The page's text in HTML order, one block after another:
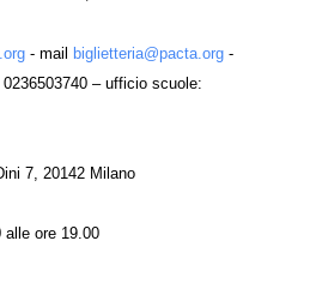
- mail biglietteria@pacta.org -
– ufficio scuole:
7, 20142 Milano
alle ore 19.00